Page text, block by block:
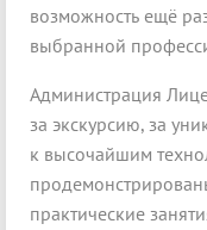
возможность ещё
выбранной
Администрация
за экскурсию, за
к высочайшим
практические